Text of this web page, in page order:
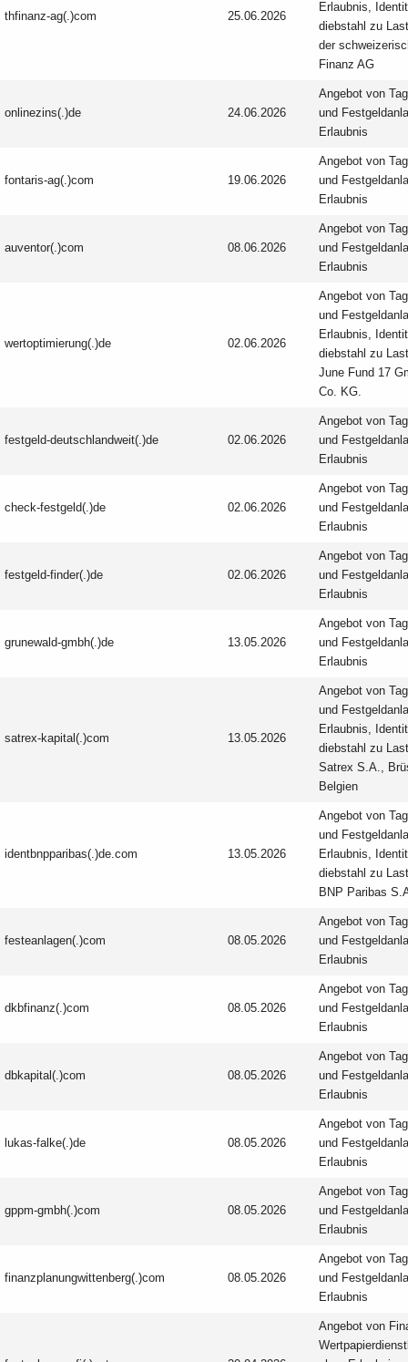
thfinanz-ag(.)com 25.06.2026
Erlaubnis,
diebstahl zu
der
Finanz AG
onlinezins(.)de 24.06.2026
Angebot von
und
Erlaubnis
fontaris-ag(.)com 19.06.2026
Angebot von
und
Erlaubnis
auventor(.)com 08.06.2026
Angebot von
und
Erlaubnis
wertoptimierung(.)de 02.06.2026
Angebot von
und
Erlaubnis,
diebstahl zu
June Fund 17
Co. KG.
festgeld-deutschlandweit(.)de 02.06.2026
Angebot von
und
Erlaubnis
check-festgeld(.)de 02.06.2026
Angebot von
und
Erlaubnis
festgeld-finder(.)de 02.06.2026
Angebot von
und
Erlaubnis
grunewald-gmbh(.)de 13.05.2026
Angebot von
und
Erlaubnis
satrex-kapital(.)com 13.05.2026
Angebot von
und
Erlaubnis,
diebstahl zu
Satrex S.A.,
Belgien
identbnpparibas(.)de.com 13.05.2026
Angebot von
und
Erlaubnis,
diebstahl zu
BNP Paribas
festeanlagen(.)com 08.05.2026
Angebot von
und
Erlaubnis
dkbfinanz(.)com 08.05.2026
Angebot von
und
Erlaubnis
dbkapital(.)com 08.05.2026
Angebot von
und
Erlaubnis
lukas-falke(.)de 08.05.2026
Angebot von
und
Erlaubnis
gppm-gmbh(.)com 08.05.2026
Angebot von
und
Erlaubnis
finanzplanungwittenberg(.)com 08.05.2026
Angebot von
und
Erlaubnis
Angebot von